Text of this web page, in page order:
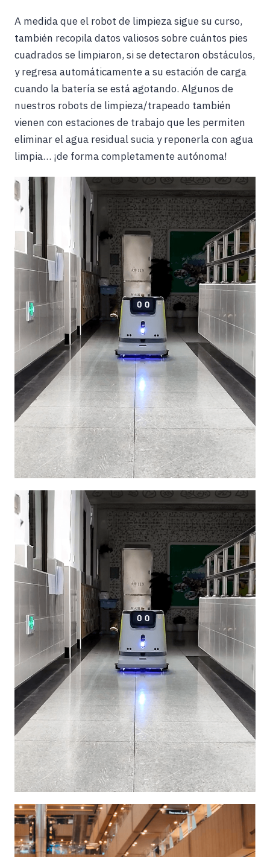
A medida que el robot de limpieza sigue su curso,
también recopila datos valiosos sobre cuántos pies
cuadrados se limpiaron, si se detectaron obstáculos,
y regresa automáticamente a su estación de carga
cuando la batería se está agotando. Algunos de
nuestros robots de limpieza/trapeado también
vienen con estaciones de trabajo que les permiten
eliminar el agua residual sucia y reponerla con agua
limpia… ¡de forma completamente autónoma!